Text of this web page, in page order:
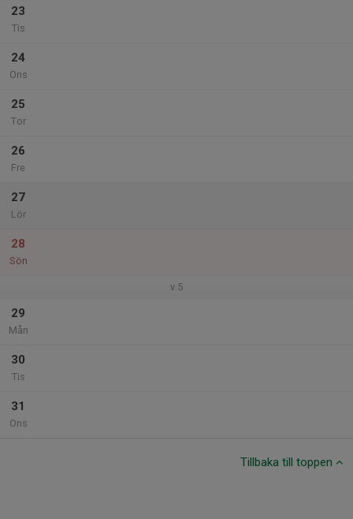
23
Tis
24
Ons
25
Tor
26
Fre
27
Lör
28
Sön
v.5
29
Mån
30
Tis
31
Ons
Tillbaka till toppen